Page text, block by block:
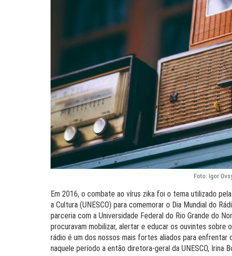
Foto: Igor
Em 2016, o combate ao vírus zika foi o tema utilizado
a Cultura (UNESCO) para comemorar o Dia Mundial do
parceria com a Universidade Federal do Rio Grande do
procuravam mobilizar, alertar e educar os ouvintes sobre
rádio é um dos nossos mais fortes aliados para enfrentar
naquele período a então diretora-geral da UNESCO, Irina